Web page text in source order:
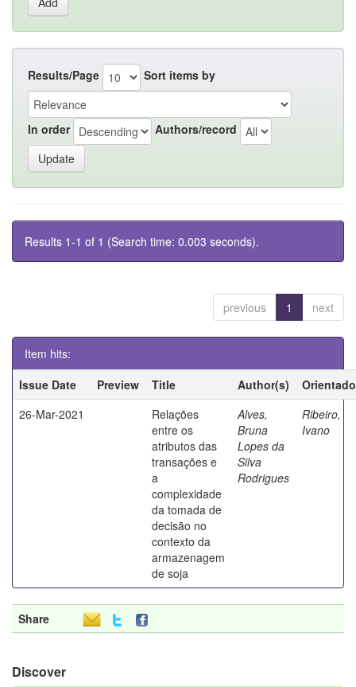
Results/Page Sort items by
In order Authors/record
Results 1-1 of 1 (Search time: 0.003 seconds).
previous 1 next
Item hits:
Issue Date
Preview Title Author(s)
26-Mar-2021
Relações
entre os
atributos das
transações e
a
complexidade
da tomada de
decisão no
contexto da
armazenagem
de soja
Alves,
Bruna
Lopes da
Silva
Rodrigues
Ribeiro,
Ivano
Share
Discover